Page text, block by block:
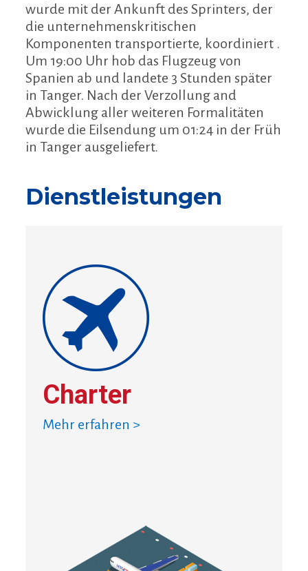
wurde mit der Ankunft des Sprinters, der
die unternehmenskritischen
Komponenten transportierte, koordiniert .
Um 19:00 Uhr hob das Flugzeug von
Spanien ab und landete 3 Stunden später
in Tanger. Nach der Verzollung and
Abwicklung aller weiteren Formalitäten
wurde die Eilsendung um 01:24 in der Früh
in Tanger ausgeliefert.
Dienstleistungen
Charter
Mehr erfahren >